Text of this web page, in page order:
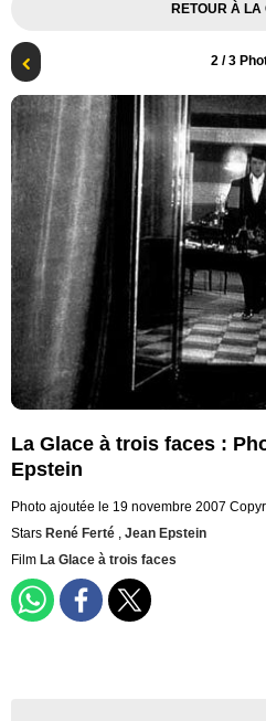
RETOUR À LA
2 / 3
La Glace à trois faces :
Epstein
Photo ajoutée le 19 novembre 2007
Stars René Ferté , Jean Epstein
Film La Glace à trois faces